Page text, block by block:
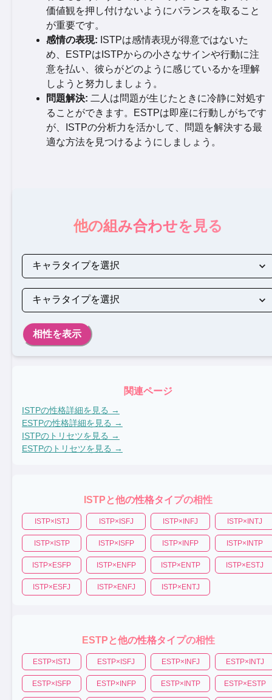
価値観を押し付けないようにバランスを取ること
が重要です。
感情の表現: ISTPは感情表現が得意ではないた
め、ESTPはISTPからの小さなサインや行動に注
意を払い、彼らがどのように感じているかを理解
しようと努力しましょう。
問題解決: 二人は問題が生じたときに冷静に対処す
ることができます。ESTPは即座に行動しがちです
が、ISTPの分析力を活かして、問題を解決する最
適な方法を見つけるようにしましょう。
他の組み合わせを見る
相性を表示
関連ページ
ISTPの性格詳細を見る →
ESTPの性格詳細を見る →
ISTPのトリセツを見る →
ESTPのトリセツを見る →
ISTP と他の性格タイプの相性
ISTP× ISTJ ISTP× ISFJ ISTP× INFJ ISTP× INTJ
ISTP× ISTP ISTP× ISFP ISTP× INFP ISTP× INTP
ISTP× ESFP ISTP× ENFP ISTP× ENTP ISTP× ESTJ
ISTP× ESFJ ISTP× ENFJ ISTP× ENTJ
ESTP と他の性格タイプの相性
ESTP× ISTJ ESTP× ISFJ ESTP× INFJ ESTP× INTJ
ESTP× ISFP ESTP× INFP ESTP× INTP ESTP× ESTP